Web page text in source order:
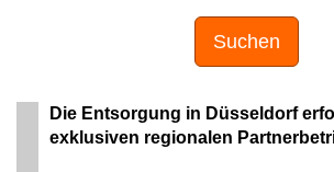
Suchen
Die Entsorgung in Düsseldorf
exklusiven regionalen